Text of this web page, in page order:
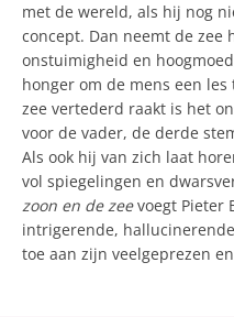
met de wereld, als hij nog
concept. Dan neemt de zee
onstuimigheid en
honger om de mens een
zee vertederd raakt is het
voor de vader, de derde
Als ook hij van zich laat
vol spiegelingen en
zoon en de zeevoegt Pieter
intrigerende,
toe aan zijn veelgeprezen